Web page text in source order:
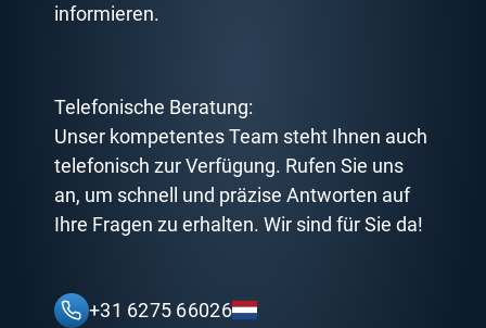
informieren.
Telefonische Beratung:
Unser kompetentes Team steht Ihnen auch
telefonisch zur Verfügung. Rufen Sie uns
an, um schnell und präzise Antworten auf
Ihre Fragen zu erhalten. Wir sind für Sie da!
+31 6275 66026